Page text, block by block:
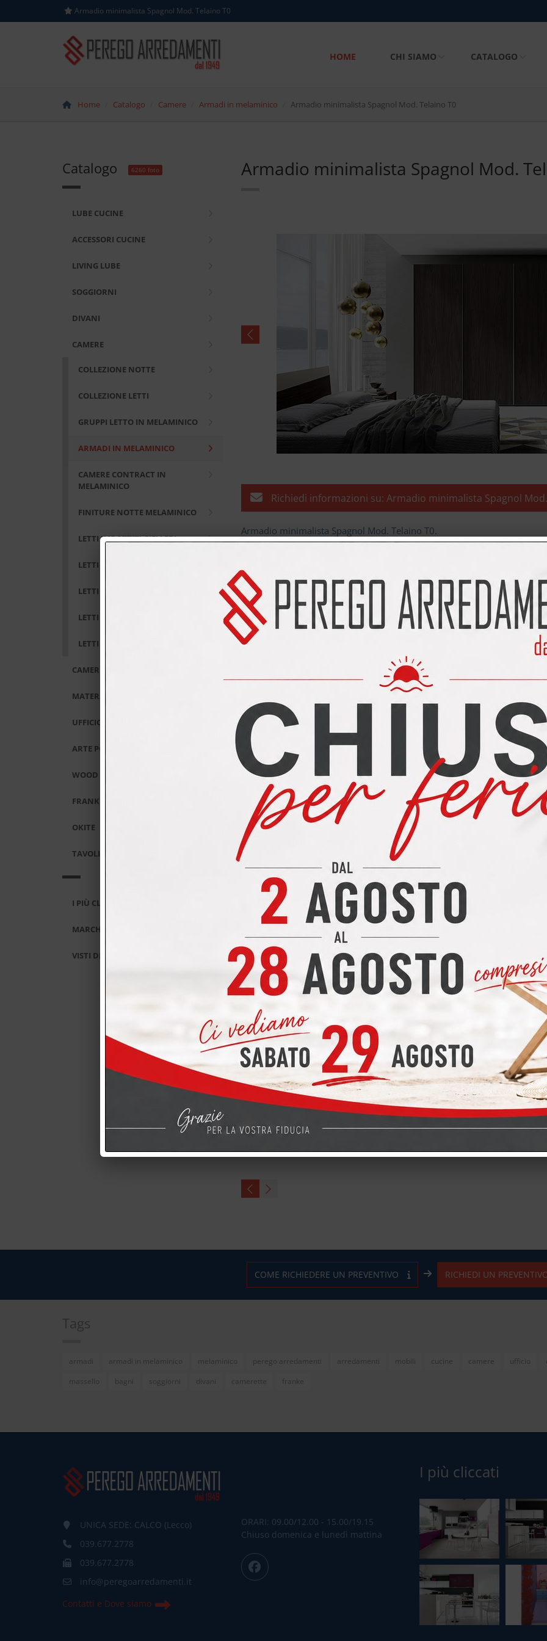
Armadio minimalista Spagnol Mod. Telaino T0
HOME CHI SIAMO CATALOGO
Home Catalogo Camere Armadi in melaminico Armadio minimalista Spagnol Mod. Telaino T0
Catalogo 6260 foto
LUBE CUCINE
ACCESSORI CUCINE
LIVING LUBE
SOGGIORNI
DIVANI
CAMERE
COLLEZIONE NOTTE
COLLEZIONE LETTI
GRUPPI LETTO IN MELAMINICO
ARMADI IN MELAMINICO
CAMERE CONTRACT IN
MELAMINICO
FINITURE NOTTE MELAMINICO
LETTI IMBOTTITI GIELLEBI
LETTI IMBOTTITI RIGO
LETTI IN FERRO MAGGIONI
LETTI IMBOTTITI ALTRENOTTI
LETTI IMBOTTITI CAMERETTE
CAMERETTE SPAGNOL
MATERASSI E RETI
UFFICIO
ARTE POVERA
WOOD AND CITY
FRANKE
OKITE
TAVOLI E SEDIE
I PIÙ CLICCATI
MARCHI
VISTI DI RECENTE
Armadio minimalista Spagnol Mod.
Richiedi informazioni su: Armadio minimalista Spagnol
Armadio minimalista Spagnol Mod. Telaino T0.
Fianchi e ante in finitura Nobilitato Noce Cotto. Profili in finitura Piombo.
L'armadio minimalista Spagnol Mod. Telaino T0. possiede una struttura
gli schienali 6 mm di serie (optional 12 mm) con profondità totale 649
anche personalizzabili.
Larghezze disponibili (anche personalizzabili):
mm 1528, 1678, 1828 e 2428 (due ante)
mm 2278, 2428, 2728 e 3628 (tre ante)
mm 3028, 3328 e 3628 (quattro ante)
Condividi su:
Potrebbero interessarti anche le
PROMO letto Step L.80-
90-120-160-180, anche a
contenitore
Prezzo di listino: 950 €
In promo a: 950 €
Dettagli
Materasso Prime MD
Memory sfoderabile e
lavabile
Prezzo di listino: 555,00 €
In promo a: 480,00 €
Dettagli
COME RICHIEDERE UN PREVENTIVO RICHIEDI UN
Tags
armadi armadi in melaminico melaminico perego arredamenti arredamenti mobili cucine camere ufficio
massello
bagni soggiorni divani camerette franke
UNICA SEDE: CALCO (Lecco)
039.677.2778
039.677.2778
info@peregoarredamenti.it
ORARI: 09.00/12.00 - 15.00/19.15
Chiuso domenica e lunedì mattina
Contatti e Dove siamo
I più cliccati